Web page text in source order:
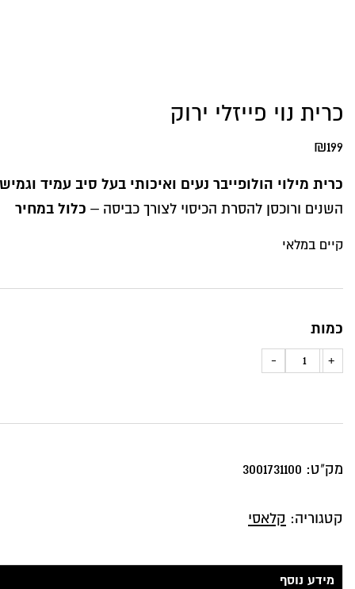
כרית נוי פייזלי ירוק
₪199
כרית מילוי הולופייבר נעים ואיכותי בעל סיב עמיד וגמיש
השנים ורוכסן להסרת הכיסוי לצורך כביסה – כלול במחיר
קיים במלאי
כמות
+
כמות
-
מק"ט: 3001731100
קטגוריה: קלאסי
מידע נוסף